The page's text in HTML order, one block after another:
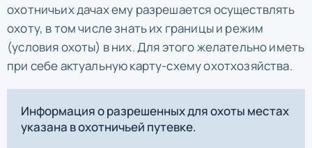
охотничьих дачах ему разрешается осуществлять
охоту, в том числе знать их границы и режим
(условия охоты) в них. Для этого желательно иметь
при себе актуальную карту-схему охотхозяйства.
Информация о разрешенных для охоты местах
указана в охотничьей путевке.